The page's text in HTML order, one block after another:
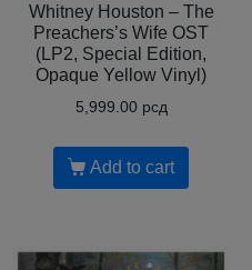
Whitney Houston – The
Preachers’s Wife OST
(LP2, Special Edition,
Opaque Yellow Vinyl)
5,999.00 рсд
Add to cart